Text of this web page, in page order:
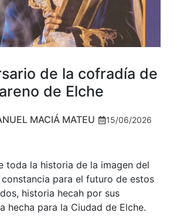
de la cofradía de
de Elche
MACIÁ MATEU 15/06/2026
toda la historia de la imagen del
para el futuro de estos
historia hecah por sus
hecha para la Ciudad de Elche.